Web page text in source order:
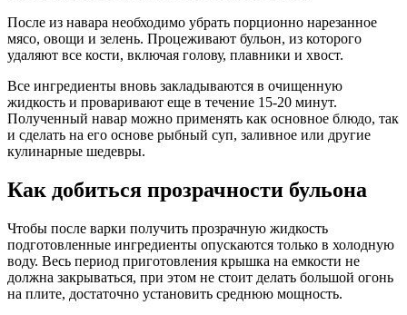
После из навара необходимо убрать порционно нарезанное
мясо, овощи и зелень. Процеживают бульон, из которого
удаляют все кости, включая голову, плавники и хвост.
Все ингредиенты вновь закладываются в очищенную
жидкость и проваривают еще в течение 15-20 минут.
Полученный навар можно применять как основное блюдо, так
и сделать на его основе рыбный суп, заливное или другие
кулинарные шедевры.
Как добиться прозрачности бульона
Чтобы после варки получить прозрачную жидкость
подготовленные ингредиенты опускаются только в холодную
воду. Весь период приготовления крышка на емкости не
должна закрываться, при этом не стоит делать большой огонь
на плите, достаточно установить среднюю мощность.